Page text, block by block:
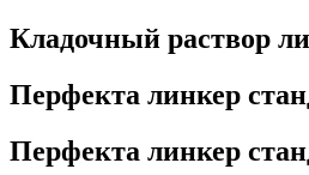
Кладочный раствор
Перфекта линкер
Перфекта линкер